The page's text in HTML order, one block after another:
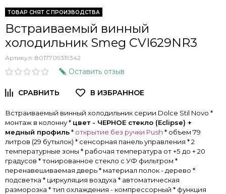
ТОВАР СНЯТ С ПРОИЗВОДСТВА
Встраиваемый винный
холодильник Smeg CVI629NR3
Артикул: 8017709319342
Оставить отзыв
Встраиваемый винный холодильник серии Dolce Stil Novo *
монтаж в колонну * цвет - ЧЕРНОЕ стекло (Eclipse) +
медный профиль* открытие без ручки Push * объем 79
литров (29 бутылок) * сенсорная панель управления * 2
температурные зоны * рабочая температура от +5 до + 20
градусов * тонированное стекло с УФ фильтром *
перенавешиваемая дверь * материал полок - дерево *
подсветка * циркуляция воздуха * автоматическая
разморозка * тип охлаждения - компрессорный * функция